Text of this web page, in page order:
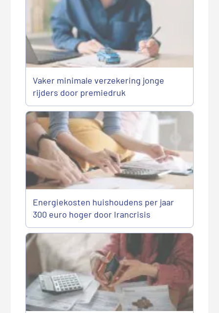
Vaker minimale verzekering jonge
rijders door premiedruk
Energiekosten huishoudens per jaar
300 euro hoger door Irancrisis